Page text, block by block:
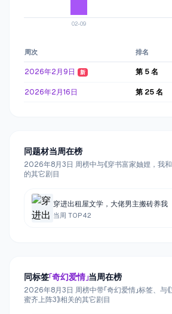
02-09
周次 排名
2026年2月9日 新 第 5 名
2026年2月16日 第 25 名
同题材当周在榜
2026年8月3日 周榜中与《穿书富家妯娌，我
的其它剧目
穿进出租屋文学，大佬男主搬砖养我
当周 TOP42
同标签「奇幻爱情」当周在榜
2026年8月3日 周榜中带「奇幻爱情」标签、与
蜜齐上阵3》相关的其它剧目